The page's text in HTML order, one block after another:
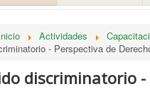
Actividades
- Perspectiva de
discriminatorio